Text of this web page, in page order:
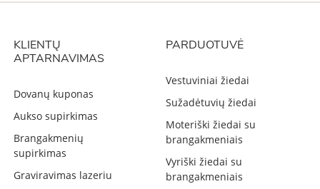
KLIENTŲ
APTARNAVIMAS
Dovanų kuponas
Aukso supirkimas
Brangakmenių
supirkimas
Graviravimas lazeriu
PARDUOTUVĖ
Vestuviniai žiedai
Sužadėtuvių žiedai
Moteriški žiedai su
brangakmeniais
Vyriški žiedai su
brangakmeniais